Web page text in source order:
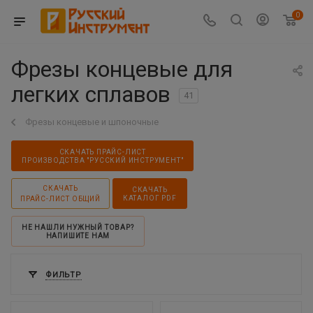
0
Фрезы концевые для
легких сплавов
41
Фрезы концевые и шпоночные
СКАЧАТЬ ПРАЙС-ЛИСТ
ПРОИЗВОДСТВА "РУССКИЙ ИНСТРУМЕНТ"
СКАЧАТЬ
ПРАЙС-ЛИСТ ОБЩИЙ
СКАЧАТЬ
КАТАЛОГ PDF
НЕ НАШЛИ НУЖНЫЙ ТОВАР?
НАПИШИТЕ НАМ
ФИЛЬТР